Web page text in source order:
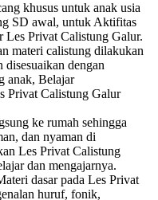
khusus untuk anak usia
SD awal, untuk Aktifitas
Les Privat Calistung Galur.
materi calistung dilakukan
disesuaikan dengan
anak, Belajar
Privat Calistung Galur
ke rumah sehingga
dan nyaman di
Les Privat Calistung
dan mengajarnya.
dasar pada Les Privat
huruf, fonik,